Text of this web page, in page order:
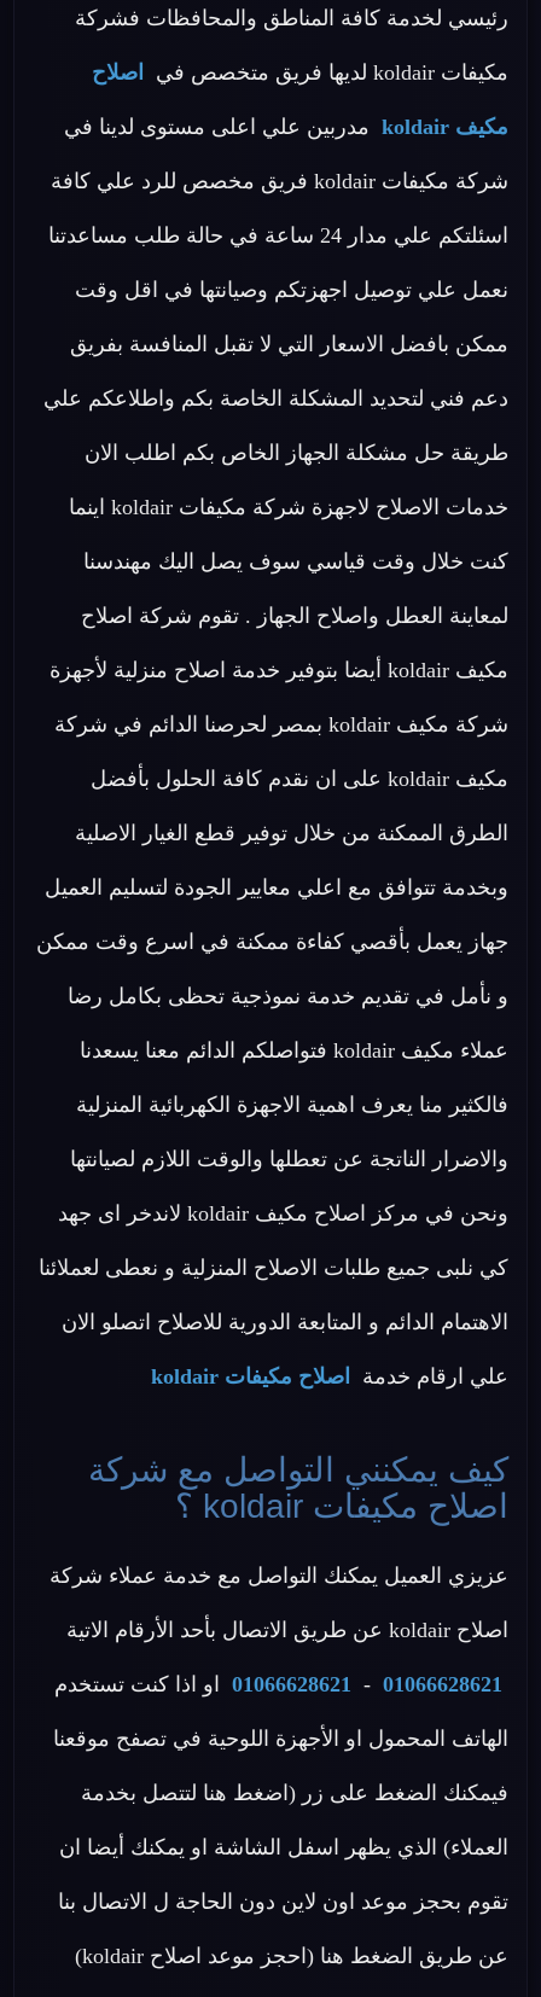
رئيسي لخدمة كافة المناطق والمحافظات فشركة
مكيفات koldair لديها فريق متخصص في اصلاح
مكيف koldair مدربين علي اعلى مستوى لدينا في
شركة مكيفات koldair فريق مخصص للرد علي كافة
اسئلتكم علي مدار 24 ساعة في حالة طلب مساعدتنا
نعمل علي توصيل اجهزتكم وصيانتها في اقل وقت
ممكن بافضل الاسعار التي لا تقبل المنافسة بفريق
دعم فني لتحديد المشكلة الخاصة بكم واطلاعكم علي
طريقة حل مشكلة الجهاز الخاص بكم اطلب الان
خدمات الاصلاح لاجهزة شركة مكيفات koldair اينما
كنت خلال وقت قياسي سوف يصل اليك مهندسنا
لمعاينة العطل واصلاح الجهاز . تقوم شركة اصلاح
مكيف koldair أيضا بتوفير خدمة اصلاح منزلية لأجهزة
شركة مكيف koldair بمصر لحرصنا الدائم في شركة
مكيف koldair على ان نقدم كافة الحلول بأفضل
الطرق الممكنة من خلال توفير قطع الغيار الاصلية
وبخدمة تتوافق مع اعلي معايير الجودة لتسليم العميل
جهاز يعمل بأقصي كفاءة ممكنة في اسرع وقت ممكن
و نأمل في تقديم خدمة نموذجية تحظى بكامل رضا
عملاء مكيف koldair فتواصلكم الدائم معنا يسعدنا
فالكثير منا يعرف اهمية الاجهزة الكهربائية المنزلية
والاضرار الناتجة عن تعطلها والوقت اللازم لصيانتها
ونحن في مركز اصلاح مكيف koldair لاندخر اى جهد
كي نلبى جميع طلبات الاصلاح المنزلية و نعطى لعملائنا
الاهتمام الدائم و المتابعة الدورية للاصلاح اتصلو الان
علي ارقام خدمة اصلاح مكيفات koldair
كيف يمكنني التواصل مع شركة
اصلاح مكيفات koldair ؟
عزيزي العميل يمكنك التواصل مع خدمة عملاء شركة
اصلاح koldair عن طريق الاتصال بأحد الأرقام الاتية
01066628621
-
01066628621 او اذا كنت تستخدم
الهاتف المحمول او الأجهزة اللوحية في تصفح موقعنا
فيمكنك الضغط على زر (اضغط هنا لتتصل بخدمة
العملاء) الذي يظهر اسفل الشاشة او يمكنك أيضا ان
تقوم بحجز موعد اون لاين دون الحاجة ل الاتصال بنا
عن طريق الضغط هنا (احجز موعد اصلاح koldair)